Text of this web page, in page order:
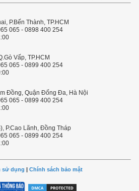
P.Bến Thành, TP.HCM
065 - 0898 400 254
Vấp, TP.HCM
065 - 0899 400 254
Đồng, Quận Đống Đa, Hà Nội
065 - 0899 400 254
P.Cao Lãnh, Đồng Tháp
065 - 0899 400 254
sử dụng Chính sách bảo mật